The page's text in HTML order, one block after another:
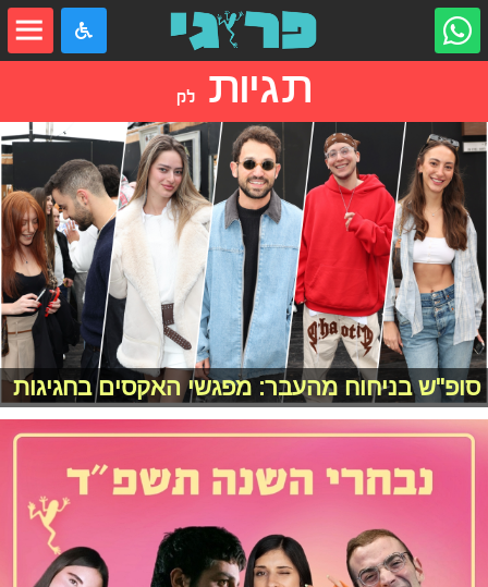
תגיותלק
סופ"ש בניחוח מהעבר: מפגשי האקסים בחגיגות